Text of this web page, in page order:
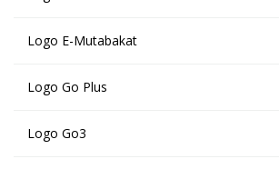
Logo E-Mutabakat
Logo Go Plus
Logo Go3